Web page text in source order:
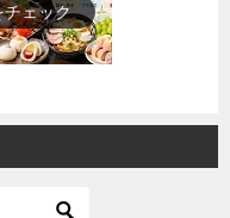
チェック